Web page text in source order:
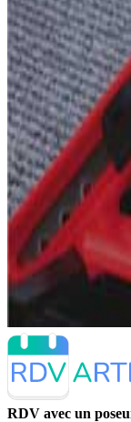
RDV avec un